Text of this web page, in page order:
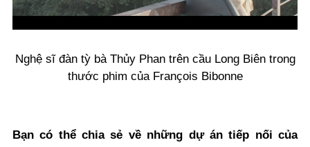
Nghệ sĩ đàn tỳ bà Thủy Phan trên cầu Long Biên trong
thước phim của François Bibonne
Bạn có thể chia sẻ về những dự án tiếp nối của